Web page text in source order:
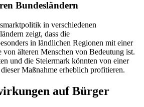
Bundesländern
in verschiedenen
zeigt, dass die
in ländlichen Regionen mit einer
von älteren Menschen von Bedeutung ist.
und die Steiermark könnten von einer
Maßnahme erheblich profitieren.
auf Bürger